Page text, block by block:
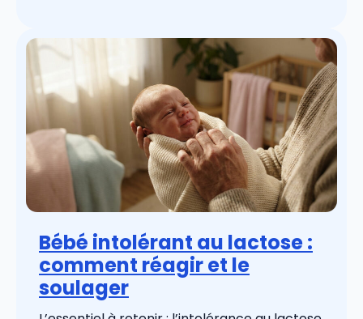
Bébé intolérant au lactose :
comment réagir et le
soulager